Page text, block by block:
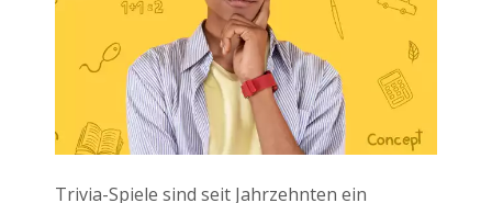
Trivia-Spiele sind seit Jahrzehnten ein